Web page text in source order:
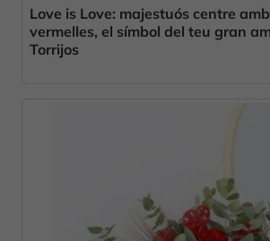
Love is Love: majestuós centre
vermelles, el símbol del teu gran
Torrijos